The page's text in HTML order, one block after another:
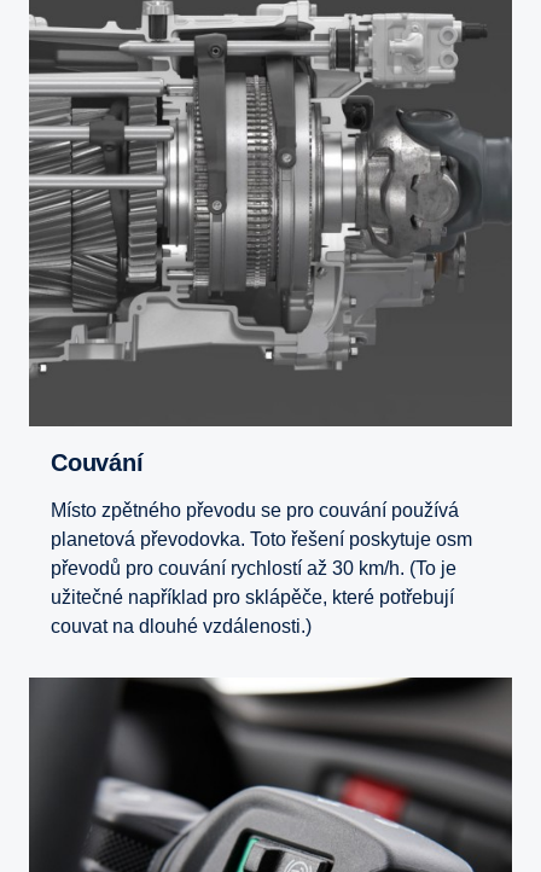
Couvání
Místo zpětného převodu se pro couvání používá
planetová převodovka. Toto řešení poskytuje osm
převodů pro couvání rychlostí až 30 km/h. (To je
užitečné například pro sklápěče, které potřebují
couvat na dlouhé vzdálenosti.)